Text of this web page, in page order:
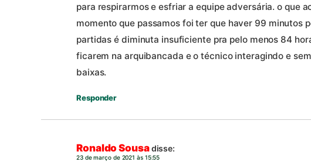
para respirarmos e esfriar a equipe adversária. o que
momento que passamos foi ter que haver 99 minutos
partidas é diminuta insuficiente pra pelo menos 84
ficarem na arquibancada e o técnico interagindo e
baixas.
Responder
Ronaldo Sousadisse:
23 de março de 2021 às 15:55